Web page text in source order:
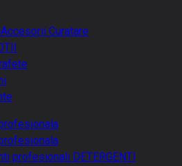
Accesorii Curatare
DETERGENTI